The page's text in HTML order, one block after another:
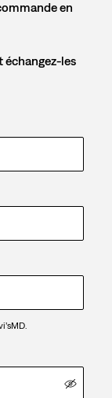
en
échangez-les